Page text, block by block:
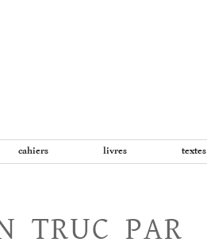
cahiers livres textes
TRUC PAR